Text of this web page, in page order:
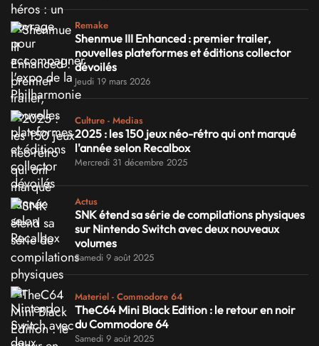
Remake
Shenmue III Enhanced : premier trailer,
nouvelles plateformes et éditions collector
dévoilés
Jeudi 19 mars 2026
Culture - Medias
2025 : les 150 jeux néo-rétro qui ont marqué
l'année selon Recalbox
Mercredi 31 décembre 2025
Actus
SNK étend sa série de compilations physiques
sur Nintendo Switch avec deux nouveaux
volumes
Samedi 9 août 2025
Materiel - Commodore 64
TheC64 Mini Black Edition : le retour en noir
du Commodore 64
Samedi 9 août 2025